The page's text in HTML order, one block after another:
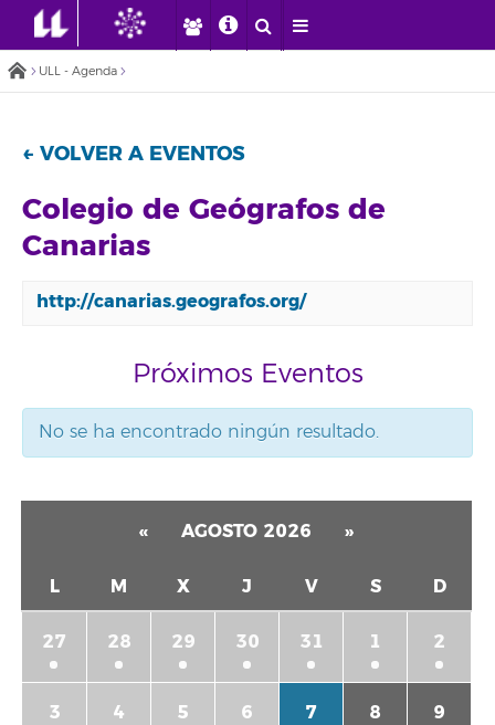
ULL - Agenda
← VOLVER A EVENTOS
Colegio de Geógrafos de
Canarias
http://canarias.geografos.org/
Próximos Eventos
No se ha encontrado ningún resultado.
« AGOSTO 2026 »
L M X J V S D
27 28 29 30 31 1 2
3 4 5 6 7 8 9